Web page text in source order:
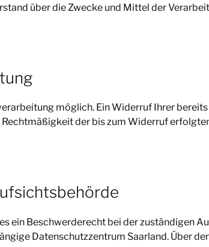
über die Zwecke und Mittel der
möglich. Ein Widerruf Ihrer
der bis zum Widerruf
ein Beschwerderecht bei der zuständigen
Datenschutzzentrum Saarland. Über